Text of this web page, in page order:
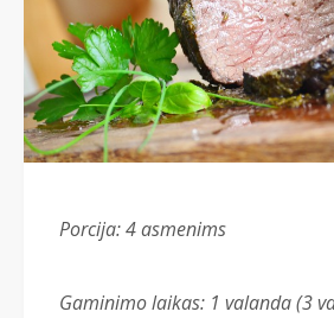
Porcija: 4 asmenims
Gaminimo laikas: 1 valanda (3